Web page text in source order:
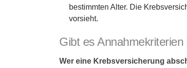
bestimmten Alter. Die
vorsieht.
Gibt es
Wer eine Krebsversicherung